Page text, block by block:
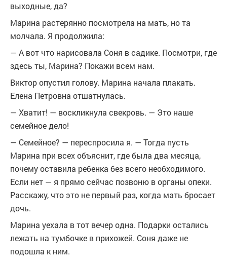
выходные, да?
Марина растерянно посмотрела на мать, но та
молчала. Я продолжила:
— А вот что нарисовала Соня в садике. Посмотри, где
здесь ты, Марина? Покажи всем нам.
Виктор опустил голову. Марина начала плакать.
Елена Петровна отшатнулась.
— Хватит! — воскликнула свекровь. — Это наше
семейное дело!
— Семейное? — переспросила я. — Тогда пусть
Марина при всех объяснит, где была два месяца,
почему оставила ребенка без всего необходимого.
Если нет — я прямо сейчас позвоню в органы опеки.
Расскажу, что это не первый раз, когда мать бросает
дочь.
Марина уехала в тот вечер одна. Подарки остались
лежать на тумбочке в прихожей. Соня даже не
подошла к ним.